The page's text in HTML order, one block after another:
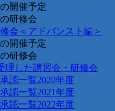
の開催予定
の研修会
会＜アドバンスト編＞
の開催予定
の研修会
理した講習会・研修会
承認一覧2020年度
承認一覧2021年度
承認一覧2022年度